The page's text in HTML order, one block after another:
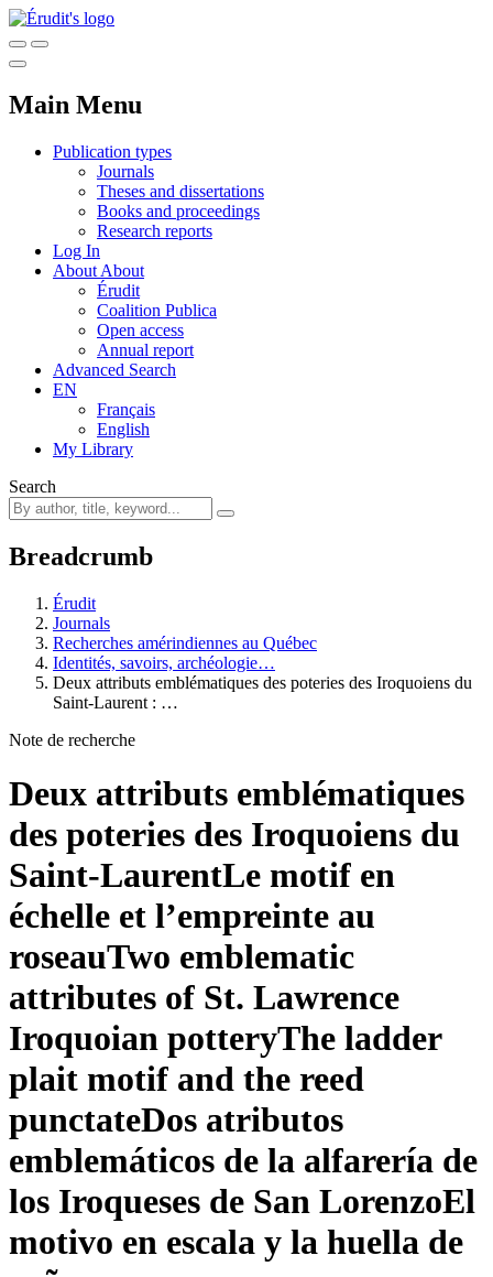
Main Menu
Publication types
Journals
Theses and dissertations
Books and proceedings
Research reports
Log In
About About
Érudit
Coalition Publica
Open access
Annual report
Advanced Search
EN
Français
English
My Library
Search
Breadcrumb
Érudit
Journals
Recherches amérindiennes au Québec
Identités, savoirs, archéologie…
Deux attributs emblématiques des poteries des Iroquoiens du
Saint-Laurent : …
Note de recherche
Deux attributs emblématiques
des poteries des Iroquoiens du
Saint-LaurentLe motif en
échelle et l’empreinte au
roseauTwo emblematic
attributes of St. Lawrence
Iroquoian potteryThe ladder
plait motif and the reed
punctateDos atributos
emblemáticos de la alfarería de
los Iroqueses de San LorenzoEl
motivo en escala y la huella de